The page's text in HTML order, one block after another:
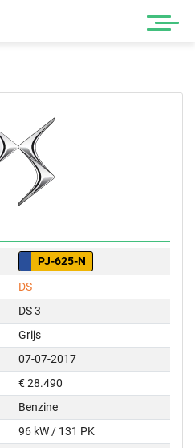
PJ-625-N
DS
DS 3
Grijs
07-07-2017
€ 28.490
Benzine
96 kW / 131 PK